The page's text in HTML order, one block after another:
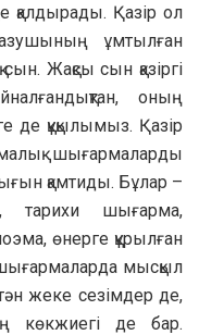
қалдырады. Қазір ол
ұмтылған
Жақсы сын қазіргі
оның
де құқылымыз. Қазір
шығармаларды
қамтиды. Бұлар –
тарихи шығарма,
өнерге құрылған
мысқыл
жеке сезімдер де,
көкжиегі де бар.